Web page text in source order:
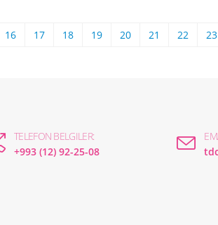
16 17 18 19 20 21 22 23
TELEFON BELGILER:
+993 (12) 92-25-08